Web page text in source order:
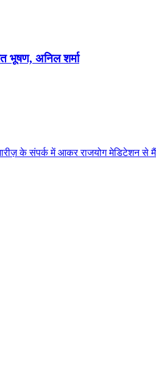
भूषण, अनिल शर्मा
के संपर्क में आकर राजयोग मेडिटेशन से